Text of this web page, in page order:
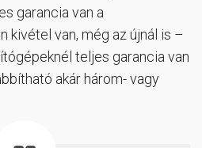
garancia van a
kivétel van, még az újnál is –
teljes garancia van
akár három- vagy